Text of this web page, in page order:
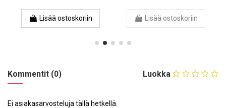
Lisää ostoskoriin Lisää ostoskoriin
Luokka
Kommentit (0)
Ei asiakasarvosteluja tällä hetkellä.